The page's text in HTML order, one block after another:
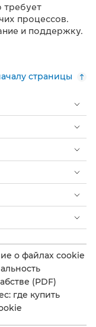
требует
процессов.
и поддержку.
страницы
о файлах cookie
(PDF)
где купить